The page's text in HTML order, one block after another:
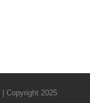
| Copyright 2025